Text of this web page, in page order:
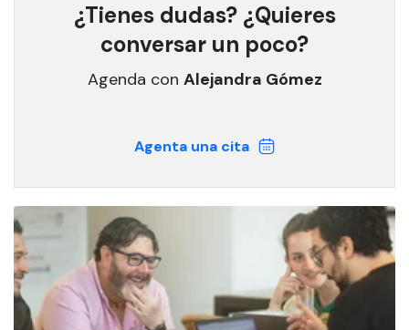
¿Tienes dudas? ¿Quieres
conversar un poco?
Agenda con Alejandra Gómez
Agenta una cita